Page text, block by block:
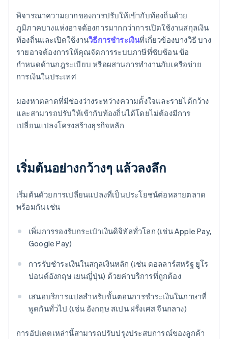
พิจารณาความยากของการปรับให้เข้ากับท้องถิ่นด้วย
ภูมิภาคบางแห่งอาจต้องการมากกว่าการเปิดใช้งานสกุลเงิน
ท้องถิ่นและเปิดใช้งานวิธีการชำระเงินที่เกี่ยวข้องบางวิธี บาง
รายอาจต้องการให้คุณจัดการระบบภาษีที่ซับซ้อน ข้อ
กำหนดด้านกฎระเบียบ หรือผสานการทำงานกับเครือข่าย
การเงินในประเทศ
มองหาตลาดที่มีช่องว่างระหว่างความตั้งใจและรายได้กว้าง
และสามารถปรับให้เข้ากับท้องถิ่นได้โดยไม่ต้องมีการ
เปลี่ยนแปลงโครงสร้างธุรกิจหลัก
เริ่มต้นอย่างกว้างๆ แล้วลงลึก
เริ่มต้นด้วยการเปลี่ยนแปลงที่เป็นประโยชน์ต่อหลายตลาด
พร้อมกัน เช่น
เพิ่มการรองรับกระเป๋าเงินดิจิทัลทั่วโลก (เช่น Apple Pay,
Google Pay)
การรับชําระเงินในสกุลเงินหลัก (เช่น ดอลลาร์สหรัฐ ยูโร
ปอนด์อังกฤษ เยนญี่ปุ่น) ด้วยค่าบริการที่ถูกต้อง
เสนอบริการแปลสำหรับขั้นตอนการชำระเงินในภาษาที่
พูดกันทั่วไป (เช่น อังกฤษ สเปน ฝรั่งเศส จีนกลาง)
การอัปเดตเหล่านี้สามารถปรับปรุงประสบการณ์ของลูกค้า